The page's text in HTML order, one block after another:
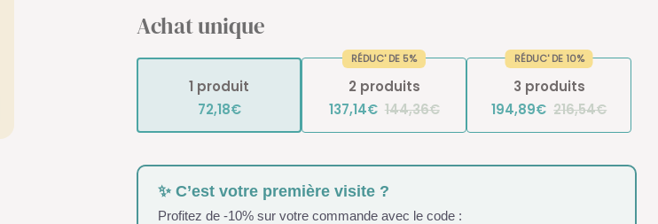
Achat unique
1 produit
72,18€
2 produits
137,14€ 144,36€
RÉDUC' DE 5%
3 produits
194,89€ 216,54€
RÉDUC' DE 10%
✨ C’est votre première visite ?
Profitez de -10% sur votre commande avec le code :